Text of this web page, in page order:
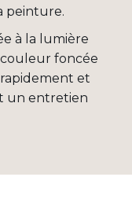
peinture.
à la lumière
foncée
et
un entretien